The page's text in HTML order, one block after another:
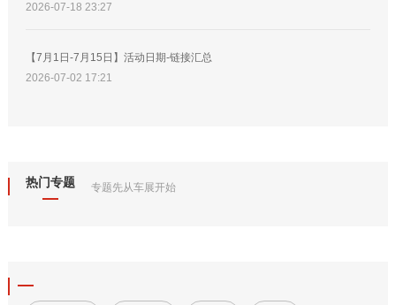
2026-07-18 23:27
【7月1日-7月15日】活动日期-链接汇总
2026-07-02 17:21
热门专题 专题先从车展开始